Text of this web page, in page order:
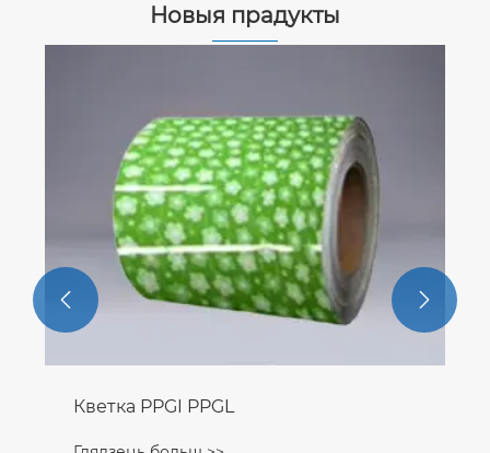
Новыя прадукты
Глядзець больш >>
 